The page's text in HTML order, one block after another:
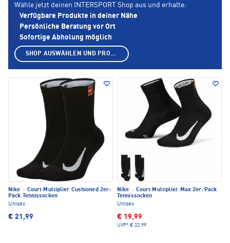
Nike · Court Multiplier Cushioned 2er-
Pack Tennissocken
Unisex
€ 21,99
Nike · Court Multiplier Max 2er-Pack
Tennissocken
Unisex
€ 19,99
UVP* € 22,99
Wähle jetzt deinen INTERSPORT Shop aus und erhalte:
Verfügbare Produkte in deiner Nähe
Persönliche Beratung vor Ort
Sofortige Abholung möglich
SHOP AUSWÄHLEN UND PRODUKTE ANZEIGEN